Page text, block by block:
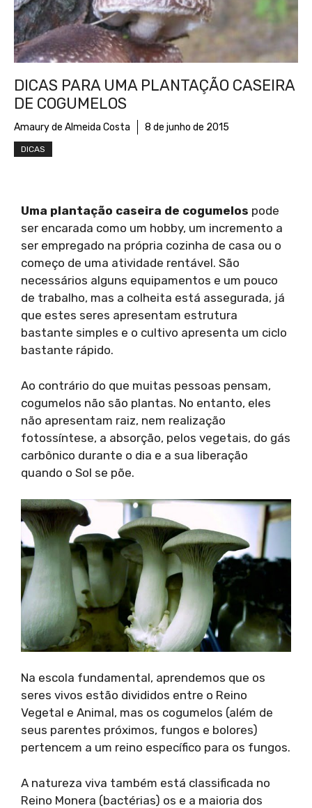
DICAS PARA UMA PLANTAÇÃO CASEIRA
DE COGUMELOS
Amaury de Almeida Costa 8 de junho de 2015
DICAS
Uma plantação caseira de cogumelos pode
ser encarada como um hobby, um incremento a
ser empregado na própria cozinha de casa ou o
começo de uma atividade rentável. São
necessários alguns equipamentos e um pouco
de trabalho, mas a colheita está assegurada, já
que estes seres apresentam estrutura
bastante simples e o cultivo apresenta um ciclo
bastante rápido.
Ao contrário do que muitas pessoas pensam,
cogumelos não são plantas. No entanto, eles
não apresentam raiz, nem realização
fotossíntese, a absorção, pelos vegetais, do gás
carbônico durante o dia e a sua liberação
quando o Sol se põe.
Na escola fundamental, aprendemos que os
seres vivos estão divididos entre o Reino
Vegetal e Animal, mas os cogumelos (além de
seus parentes próximos, fungos e bolores)
pertencem a um reino específico para os fungos.
A natureza viva também está classificada no
Reino Monera (bactérias) os e a maioria dos